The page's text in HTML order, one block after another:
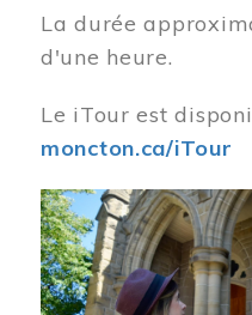
La durée
d'une heure.
Le iTour est
moncton.ca/iTour